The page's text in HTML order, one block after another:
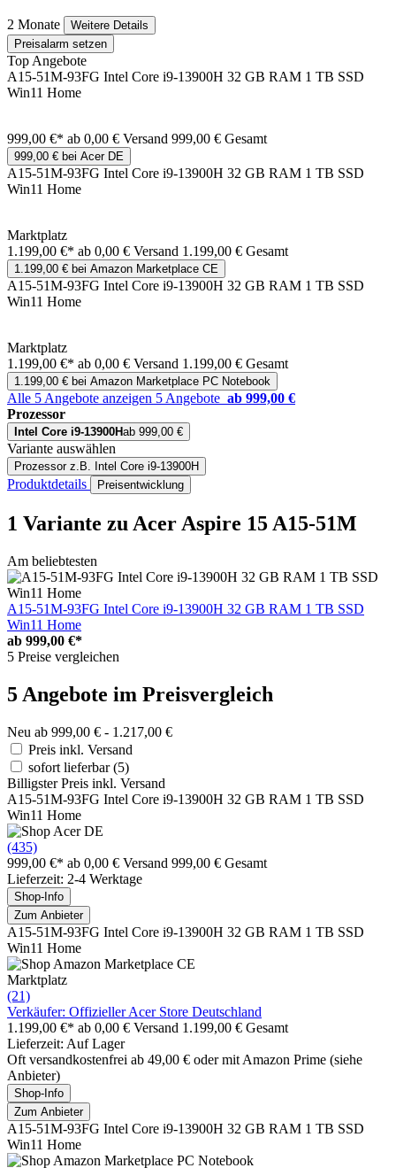
2 Monate
Weitere Details
Preisalarm setzen
Top Angebote
A15-51M-93FG Intel Core i9-13900H 32 GB RAM 1 TB SSD
Win11 Home
999,00 €* ab 0,00 € Versand 999,00 € Gesamt
999,00 € bei Acer DE
A15-51M-93FG Intel Core i9-13900H 32 GB RAM 1 TB SSD
Win11 Home
Marktplatz
1.199,00 €* ab 0,00 € Versand 1.199,00 € Gesamt
1.199,00 € bei Amazon Marketplace CE
A15-51M-93FG Intel Core i9-13900H 32 GB RAM 1 TB SSD
Win11 Home
Marktplatz
1.199,00 €* ab 0,00 € Versand 1.199,00 € Gesamt
1.199,00 € bei Amazon Marketplace PC Notebook
Alle 5 Angebote anzeigen 5 Angebote ab 999,00 €
Prozessor
Intel Core i9-13900Hab 999,00 €
Variante auswählen
Prozessor z.B. Intel Core i9-13900H
Produktdetails Preisentwicklung
1 Variante zu Acer Aspire 15 A15-51M
Am beliebtesten
A15-51M-93FG Intel Core i9-13900H 32 GB RAM 1 TB SSD
Win11 Home
ab 999,00 €*
5 Preise vergleichen
5 Angebote im Preisvergleich
Neu ab 999,00 € - 1.217,00 €
Preis inkl. Versand
sofort lieferbar(5)
Billigster Preis inkl. Versand
A15-51M-93FG Intel Core i9-13900H 32 GB RAM 1 TB SSD
Win11 Home
(435)
999,00 €* ab 0,00 € Versand 999,00 € Gesamt
Lieferzeit: 2-4 Werktage
Shop-Info
Zum Anbieter
A15-51M-93FG Intel Core i9-13900H 32 GB RAM 1 TB SSD
Win11 Home
Marktplatz
(21)
Verkäufer: Offizieller Acer Store Deutschland
1.199,00 €* ab 0,00 € Versand 1.199,00 € Gesamt
Lieferzeit: Auf Lager
Oft versandkostenfrei ab 49,00 € oder mit Amazon Prime (siehe
Anbieter)
Shop-Info
Zum Anbieter
A15-51M-93FG Intel Core i9-13900H 32 GB RAM 1 TB SSD
Win11 Home